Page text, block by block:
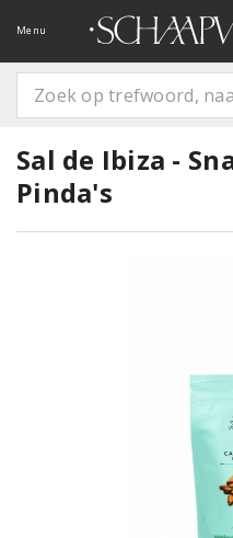
Menu
Sal de Ibiza -
Pinda's